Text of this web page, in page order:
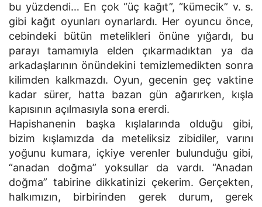
bu yüzdendi… En çok “üç kağıt”, “kümecik” v. s.
gibi kağıt oyunları oynarlardı. Her oyuncu önce,
cebindeki bütün metelikleri önüne yığardı, bu
parayı tamamıyla elden çıkarmadıktan ya da
arkadaşlarının önündekini temizlemedikten sonra
kilimden kalkmazdı. Oyun, gecenin geç vaktine
kadar sürer, hatta bazan gün ağarırken, kışla
kapısının açılmasıyla sona ererdi.
Hapishanenin başka kışlalarında olduğu gibi,
bizim kışlamızda da meteliksiz zibidiler, varını
yoğunu kumara, içkiye verenler bulunduğu gibi,
“anadan doğma” yoksullar da vardı. “Anadan
doğma” tabirine dikkatinizi çekerim. Gerçekten,
halkımızın, birbirinden gerek durum, gerek